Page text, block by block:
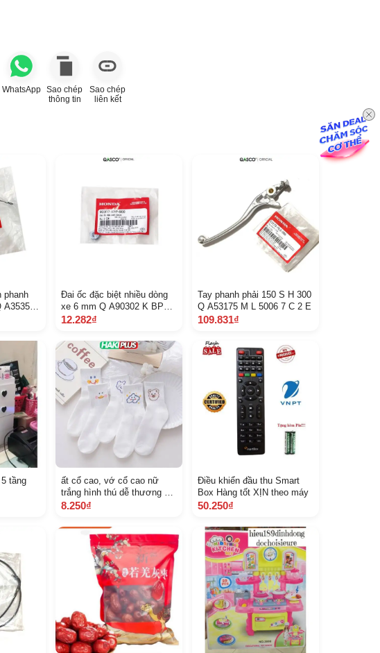
WhatsApp Sao chép
thông tin
Sao chép
liên kết
phanh
A35357
Đai ốc đặc biệt nhiều dòng
xe 6 mm Q A90302 K BP
900 121
12.282₫
Tay phanh phải 150 S H 300
Q A53175 M L 5006 7 C 2 E
109.831₫
tầng
ất cổ cao, vớ cổ cao nữ
trắng hình thú dễ thương vải
cotton co giãn thời trang
8.250₫
Điều khiển đầu thu Smart
Box Hàng tốt XỊN theo máy
50.250₫